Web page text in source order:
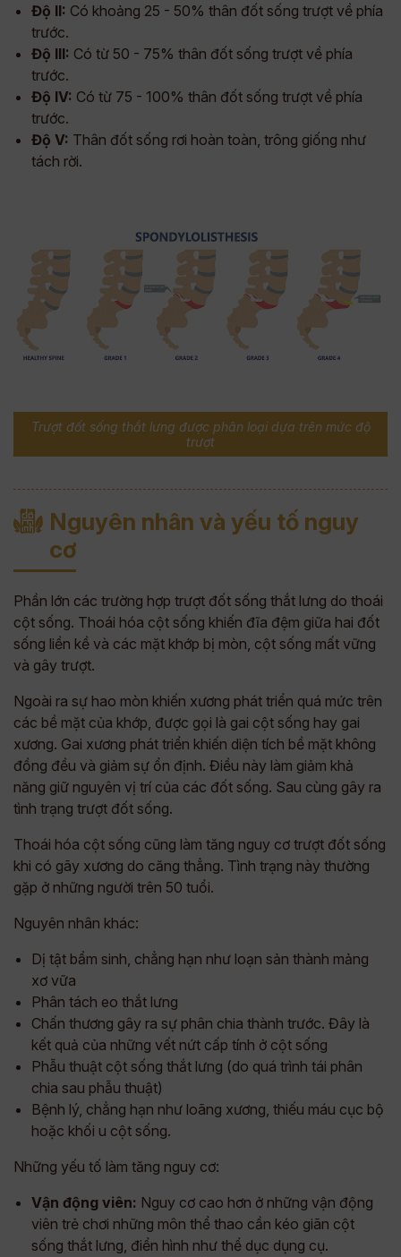
Độ II: Có khoảng 25 - 50% thân đốt sống trượt về phía
trước.
Độ III: Có từ 50 - 75% thân đốt sống trượt về phía
trước.
Độ IV: Có từ 75 - 100% thân đốt sống trượt về phía
trước.
Độ V: Thân đốt sống rơi hoàn toàn, trông giống như
tách rời.
Trượt đốt sống thắt lưng được phân loại dựa trên mức độ
trượt
Nguyên nhân và yếu tố nguy
cơ
Phần lớn các trường hợp trượt đốt sống thắt lưng do thoái
cột sống. Thoái hóa cột sống khiến đĩa đệm giữa hai đốt
sống liền kề và các mặt khớp bị mòn, cột sống mất vững
và gây trượt.
Ngoài ra sự hao mòn khiến xương phát triển quá mức trên
các bề mặt của khớp, được gọi là gai cột sống hay gai
xương. Gai xương phát triển khiến diện tích bề mặt không
đồng đều và giảm sự ổn định. Điều này làm giảm khả
năng giữ nguyên vị trí của các đốt sống. Sau cùng gây ra
tình trạng trượt đốt sống.
Thoái hóa cột sống cũng làm tăng nguy cơ trượt đốt sống
khi có gãy xương do căng thẳng. Tình trạng này thường
gặp ở những người trên 50 tuổi.
Nguyên nhân khác:
Dị tật bẩm sinh, chẳng hạn như loạn sản thành mảng
xơ vữa
Phân tách eo thắt lưng
Chấn thương gây ra sự phân chia thành trước. Đây là
kết quả của những vết nứt cấp tính ở cột sống
Phẫu thuật cột sống thắt lưng (do quá trình tái phân
chia sau phẫu thuật)
Bệnh lý, chẳng hạn như loãng xương, thiếu máu cục bộ
hoặc khối u cột sống.
Những yếu tố làm tăng nguy cơ:
Vận động viên: Nguy cơ cao hơn ở những vận động
viên trẻ chơi những môn thể thao cần kéo giãn cột
sống thắt lưng, điển hình như thể dục dụng cụ.